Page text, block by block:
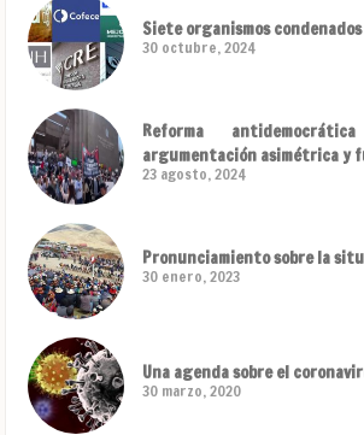
Siete organismos
30 octubre, 2024
Reforma
argumentación asimétrica
23 agosto, 2024
Pronunciamiento sobre la
30 enero, 2023
Una agenda sobre el
30 marzo, 2020